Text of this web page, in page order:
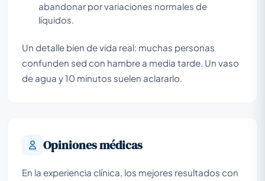
abandonar por variaciones normales de
líquidos.
Un detalle bien de vida real: muchas personas
confunden sed con hambre a media tarde. Un vaso
de agua y 10 minutos suelen aclararlo.
Opiniones médicas
En la experiencia clínica, los mejores resultados con